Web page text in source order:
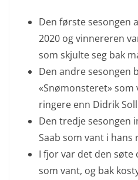
Den første sesongen
2020 og vinnereren
som skjulte seg bak
Den andre sesongen
«Snømonsteret» som
ringere enn Didrik
Den tredje sesongen
Saab som vant i hans
I fjor var det den søte
som vant, og bak